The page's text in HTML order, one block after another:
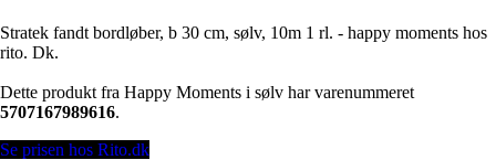
Stratek fandt bordløber, b 30 cm, sølv, 10m 1 rl. - happy moments hos
rito. Dk.
Dette produkt fra Happy Moments i sølv har varenummeret
5707167989616.
Se prisen hos Rito.dk